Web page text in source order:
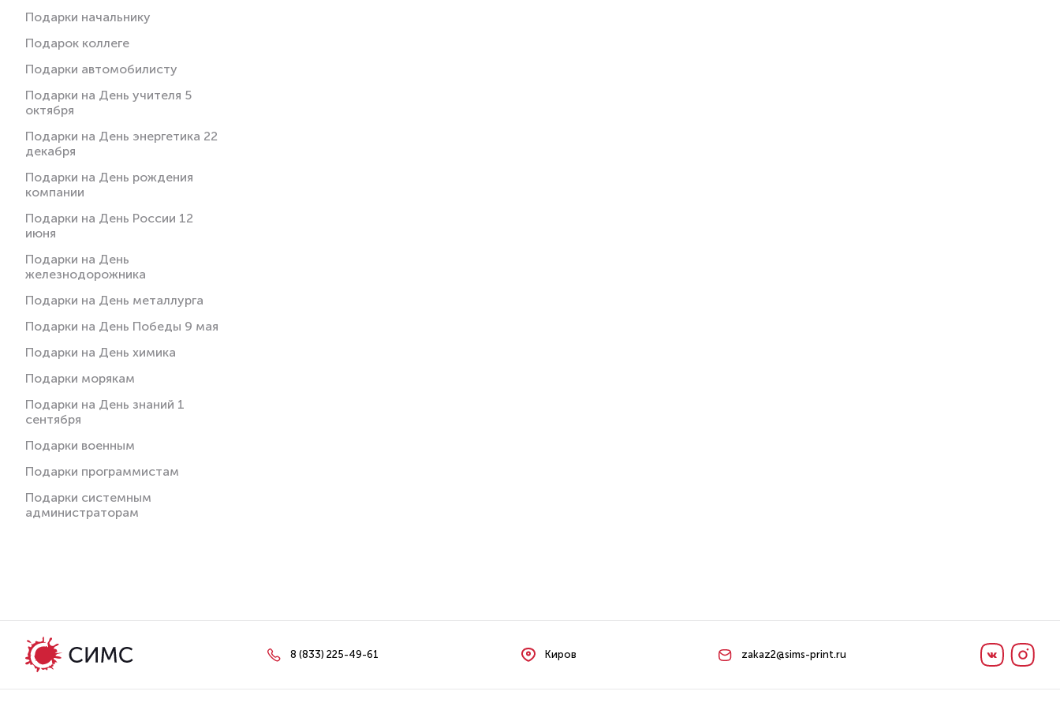
Подарки начальнику
Подарок коллеге
Подарки автомобилисту
Подарки на День учителя 5
октября
Подарки на День энергетика 22
декабря
Подарки на День рождения
компании
Подарки на День России 12
июня
Подарки на День
железнодорожника
Подарки на День металлурга
Подарки на День Победы 9 мая
Подарки на День химика
Подарки морякам
Подарки на День знаний 1
сентября
Подарки военным
Подарки программистам
Подарки системным
администраторам
8 (833) 225-49-61 Киров zakaz2@sims-print.ru